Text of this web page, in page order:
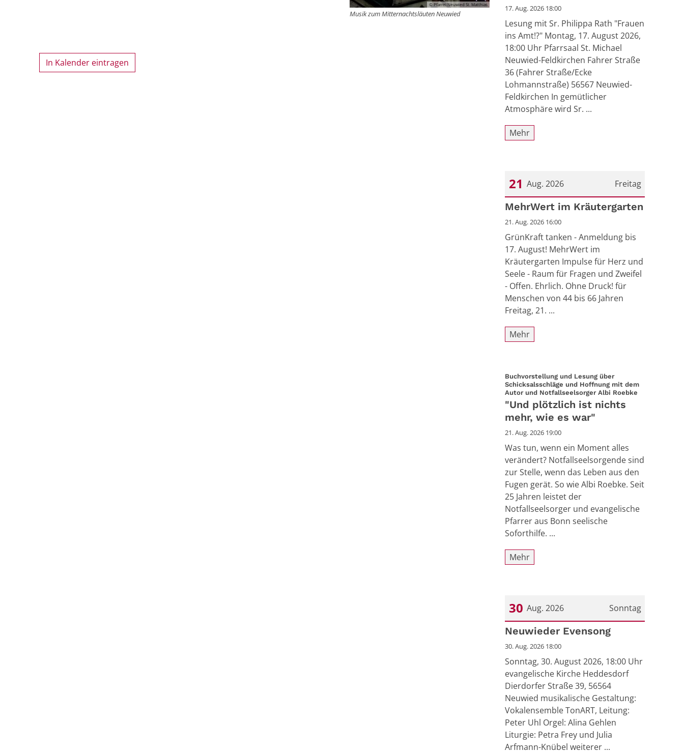
© Pfarrei Neuwied St. Matthias
Musik zum Mitternachtsläuten Neuwied
In Kalender eintragen
17. Aug. 2026 18:00
Lesung mit Sr. Philippa Rath "Frauen
ins Amt!?" Montag, 17. August 2026,
18:00 Uhr Pfarrsaal St. Michael
Neuwied-Feldkirchen Fahrer Straße
36 (Fahrer Straße/Ecke
Lohmannstraße) 56567 Neuwied-
Feldkirchen In gemütlicher
Atmosphäre wird Sr. ...
Mehr
Freitag
21 Aug. 2026
Datum: 21. August 2026
MehrWert im Kräutergarten
21. Aug. 2026 16:00
GrünKraft tanken - Anmeldung bis
17. August! MehrWert im
Kräutergarten Impulse für Herz und
Seele - Raum für Fragen und Zweifel
- Offen. Ehrlich. Ohne Druck! für
Menschen von 44 bis 66 Jahren
Freitag, 21. ...
Mehr
Buchvorstellung und Lesung über
Schicksalsschläge und Hoffnung mit dem
Autor und Notfallseelsorger Albi Roebke
"Und plötzlich ist nichts
mehr, wie es war"
21. Aug. 2026 19:00
Was tun, wenn ein Moment alles
verändert? Notfallseelsorgende sind
zur Stelle, wenn das Leben aus den
Fugen gerät. So wie Albi Roebke. Seit
25 Jahren leistet der
Notfallseelsorger und evangelische
Pfarrer aus Bonn seelische
Soforthilfe. ...
Mehr
Sonntag
30 Aug. 2026
Datum: 30. August 2026
Neuwieder Evensong
30. Aug. 2026 18:00
Sonntag, 30. August 2026, 18:00 Uhr
evangelische Kirche Heddesdorf
Dierdorfer Straße 39, 56564
Neuwied musikalische Gestaltung:
Vokalensemble TonART, Leitung:
Peter Uhl Orgel: Alina Gehlen
Liturgie: Petra Frey und Julia
Arfmann-Knübel weiterer ...